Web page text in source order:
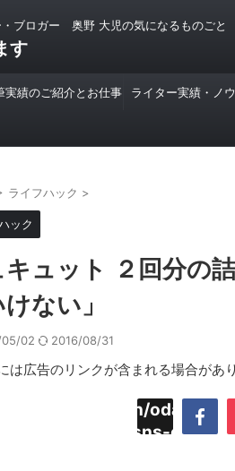
・ブロガー 奥野 大児の気になるものごと
す
実績のご紹介とお仕事 ライター実績・ノ
ライフハック >
ック
キュット ２回分の
ない」
02 2016/08/31
は広告のリンクが含まれる場合があ
/home/daimyoojin/
content/plugins/sns-count-